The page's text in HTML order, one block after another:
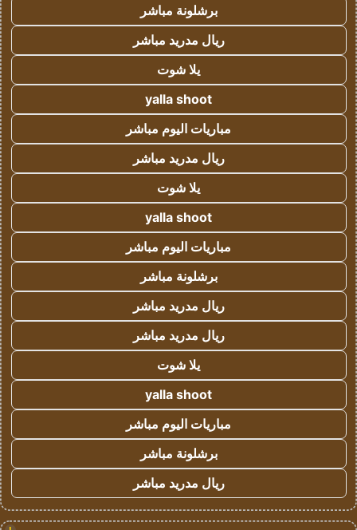
برشلونة مباشر
ريال مدريد مباشر
يلا شوت
yalla shoot
مباريات اليوم مباشر
ريال مدريد مباشر
يلا شوت
yalla shoot
مباريات اليوم مباشر
برشلونة مباشر
ريال مدريد مباشر
ريال مدريد مباشر
يلا شوت
yalla shoot
مباريات اليوم مباشر
برشلونة مباشر
ريال مدريد مباشر